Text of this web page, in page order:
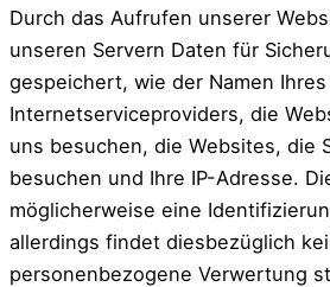
Durch das Aufrufen unserer
unseren Servern Daten für
gespeichert, wie der Namen Ihres
Internetserviceproviders, die
uns besuchen, die Websites, die
besuchen und Ihre IP-Adresse.
möglicherweise eine
allerdings findet diesbezüglich
personenbezogene Verwertung